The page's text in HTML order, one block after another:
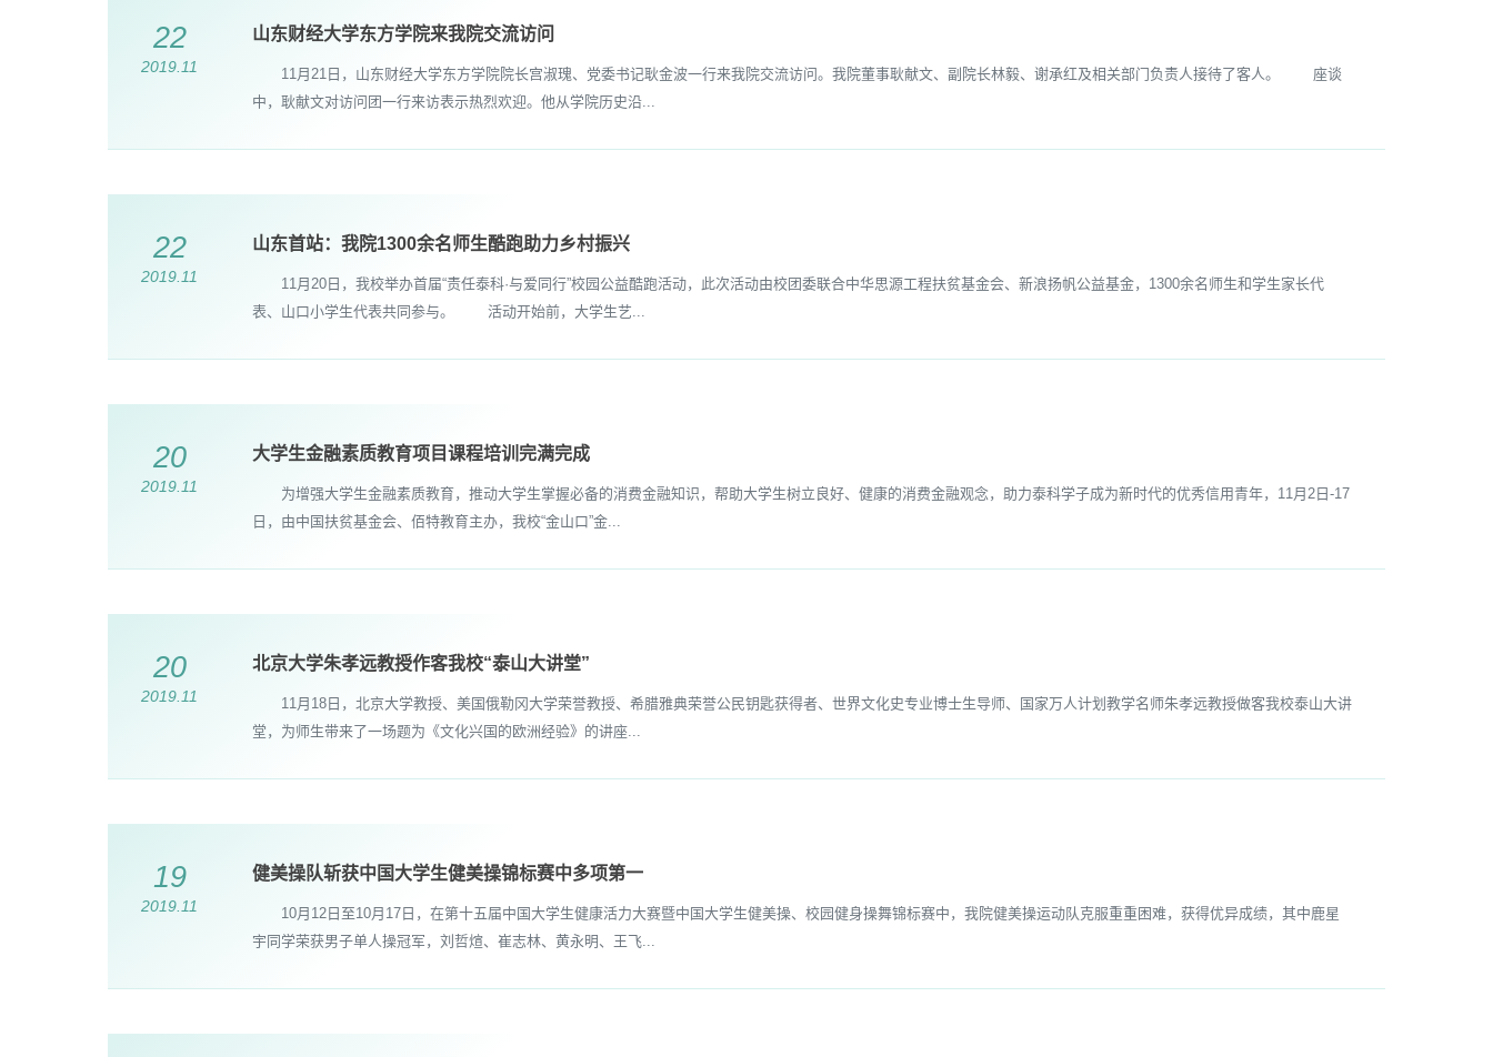
22
2019.11
山东财经大学东方学院来我院交流访问
11月21日，山东财经大学东方学院院长宫淑瑰、党委书记耿金波一行来我院交流访问。我院董事耿献文、副院长林毅、谢承红及相关部门负责人接待了客人。 座谈
中，耿献文对访问团一行来访表示热烈欢迎。他从学院历史沿...
22
2019.11
山东首站：我院1300余名师生酷跑助力乡村振兴
11月20日，我校举办首届“责任泰科·与爱同行”校园公益酷跑活动，此次活动由校团委联合中华思源工程扶贫基金会、新浪扬帆公益基金，1300余名师生和学生家长代
表、山口小学生代表共同参与。 活动开始前，大学生艺...
20
2019.11
大学生金融素质教育项目课程培训完满完成
为增强大学生金融素质教育，推动大学生掌握必备的消费金融知识，帮助大学生树立良好、健康的消费金融观念，助力泰科学子成为新时代的优秀信用青年，11月2日-17
日，由中国扶贫基金会、佰特教育主办，我校“金山口”金...
20
2019.11
北京大学朱孝远教授作客我校“泰山大讲堂”
11月18日，北京大学教授、美国俄勒冈大学荣誉教授、希腊雅典荣誉公民钥匙获得者、世界文化史专业博士生导师、国家万人计划教学名师朱孝远教授做客我校泰山大讲
堂，为师生带来了一场题为《文化兴国的欧洲经验》的讲座...
19
2019.11
健美操队斩获中国大学生健美操锦标赛中多项第一
10月12日至10月17日，在第十五届中国大学生健康活力大赛暨中国大学生健美操、校园健身操舞锦标赛中，我院健美操运动队克服重重困难，获得优异成绩，其中鹿星
宇同学荣获男子单人操冠军，刘哲煊、崔志林、黄永明、王飞...